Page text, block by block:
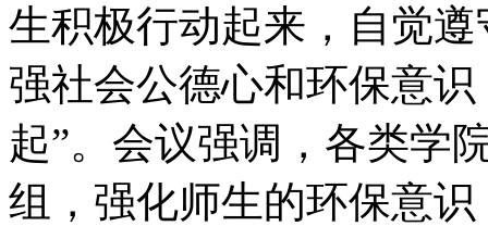
生积极行动起来，自觉
强社会公德心和环保意
起”。会议强调，各类学
组，强化师生的环保意